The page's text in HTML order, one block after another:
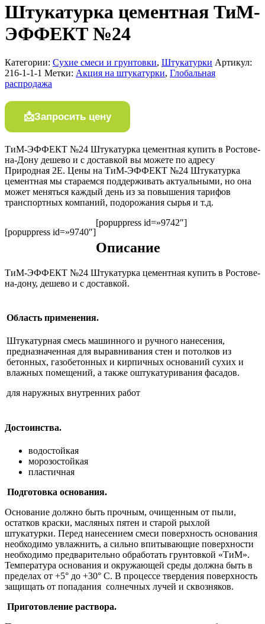
Штукатурка цементная ТиМ-
ЭФФЕКТ №24
Категории: Сухие смеси и грунтовки, Штукатурки Артикул:
216-1-1-1 Метки: Акция на штукатурки, Глобальная
распродажа
Запросить цену
ТиМ-ЭФФЕКТ №24 Штукатурка цементная купить в Ростове-
на-Дону дешево и с доставкой вы можете по адресу
Природная 2Е. Цены на ТиМ-ЭФФЕКТ №24 Штукатурка
цементная мы стараемся поддерживать актуальными, но она
может меняться каждый день из за повышения тарифов
транспортных компаний, подорожания сырья и т.д.
[popuppress id=»9740″]
[popuppress id=»9742″]
Описание
ТиМ-ЭФФЕКТ №24 Штукатурка цементная купить в Ростове-
на-дону, дешево и с доставкой.
Область применения.
Штукатурная смесь машинного и ручного нанесения,
предназначенная для выравнивания стен и потолков из
бетонных, газобетонных и кирпичных оснований сухих и
влажных помещений, а также оштукатуривания фасадов.
для наружных внутренних работ
Достоинства.
водостойкая
морозостойкая
пластичная
Подготовка основания.
Основание должно быть прочным, очищенным от пыли,
остатков краски, масляных пятен и старой рыхлой
штукатурки. Перед нанесением смеси поверхность основания
необходимо увлажнить, а сильно впитывающие поверхности
необходимо предварительно обработать грунтовкой «ТиМ».
Температура основания и окружающей среды должна быть в
пределах от +5° до +30° С. В процессе твердения поверхность
защищать от попадания солнечных лучей и сквозняков.
Приготовление раствора.